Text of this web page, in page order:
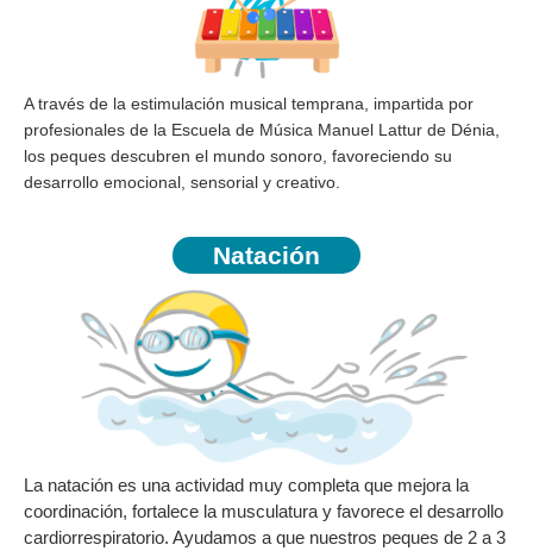
A través de la estimulación musical temprana , impartida por
profesionales de la Escuela de Música Manuel Lattur de Dénia
los peques descubren el mundo sonoro, favoreciendo su
desarrollo emocional, sensorial y creativo.
Natación
La natación es una actividad muy completa que mejora la
coordinación, fortalece la musculatura y favorece el desarrollo
cardiorrespiratorio. Ayudamos a que nuestros peques de 2 a 3